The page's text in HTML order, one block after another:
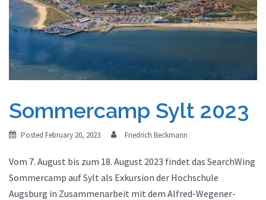
Sommercamp Sylt 2023
Posted February 20, 2023 Friedrich Beckmann
Vom 7. August bis zum 18. August 2023 findet das SearchWing
Sommercamp auf Sylt als Exkursion der Hochschule
Augsburg in Zusammenarbeit mit dem Alfred-Wegener-